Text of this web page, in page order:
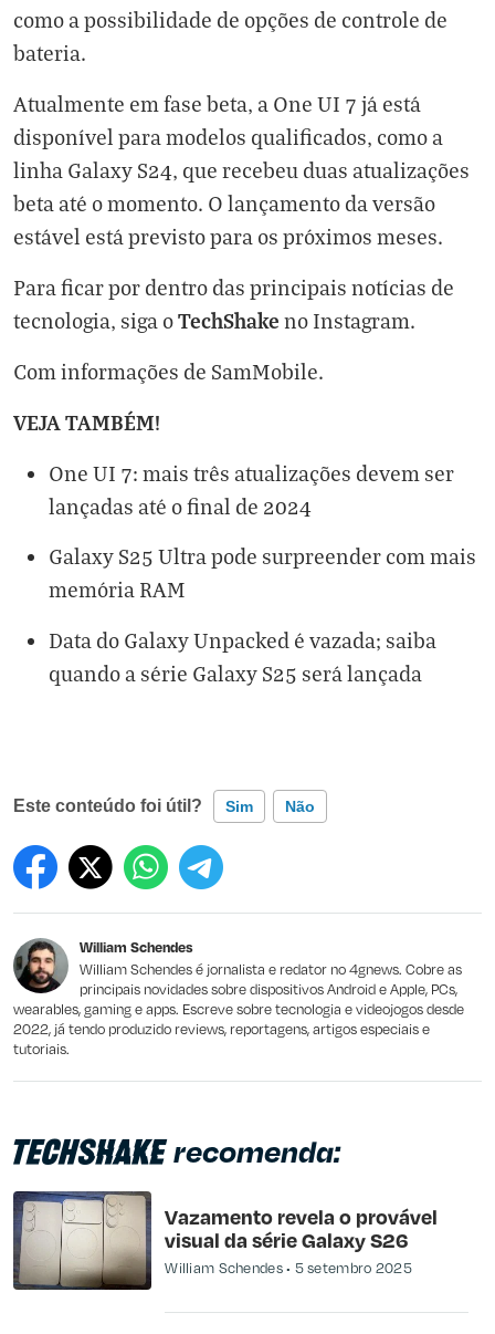
como a possibilidade de opções de controle de
bateria.
Atualmente em fase beta, a One UI 7 já está
disponível para modelos qualificados, como a
linha Galaxy S24, que recebeu duas atualizações
beta até o momento. O lançamento da versão
estável está previsto para os próximos meses.
Para ficar por dentro das principais notícias de
tecnologia, siga oTechShake no Instagram.
Com informações de SamMobile.
VEJA TAMBÉM!
One UI 7: mais três atualizações devem ser
lançadas até o final de 2024
Galaxy S25 Ultra pode surpreender com mais
memória RAM
Data do Galaxy Unpacked é vazada; saiba
quando a série Galaxy S25 será lançada
Este conteúdo foi útil? Sim Não
Este conteúdo contém informação incorreta
Outro
William Schendes
William Schendes é jornalista e redator no 4gnews. Cobre as
principais novidades sobre dispositivos Android e Apple, PCs,
wearables, gaming e apps. Escreve sobre tecnologia e videojogos desde
2022, já tendo produzido reviews, reportagens, artigos especiais e
tutoriais.
recomenda:
Vazamento revela o provável
visual da série Galaxy S26
William Schendes 5 setembro 2025